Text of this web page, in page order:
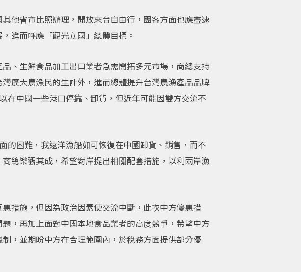
他省市比照辦理，開放來台自由行，團客方面也應盡速
進而呼應「觀光立國」總體目標。
、生鮮食品加工出口業者急需開拓多元市場，商總支持
廣大農漁民的生計外，進而總體提升台灣農漁產品品牌
在中國一些港口停靠、卸貨，但近年可能因雙方交流不
的困難，我遠洋漁船如可恢復在中國卸貨、銷售，而不
總樂觀其成，希望對岸提出相關配套措施，以利兩岸漁
措施，但因為政治因素使交流中斷，此次中方優惠措
，再加上面對中國本地食品業者的高度競爭，希望中方
，並期盼中方在合理範圍內，於稅務方面提供部分優